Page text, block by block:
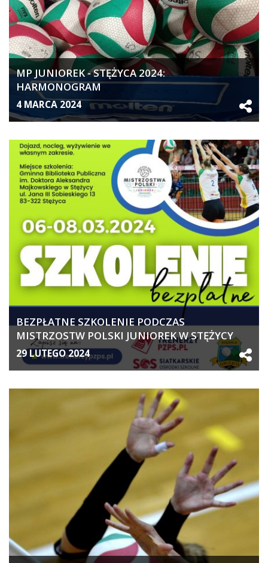
MP JUNIOREK - STĘŻYCA 2024:
HARMONOGRAM
4 MARCA 2024
BEZPŁATNE SZKOLENIE PODCZAS
MISTRZOSTW POLSKI JUNIOREK W STĘŻYCY
29 LUTEGO 2024